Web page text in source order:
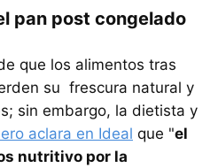
pan post congelado
que los alimentos tras
su frescura natural y
sin embargo, la dietista y
aclara en Ideal que "el
nutritivo por la